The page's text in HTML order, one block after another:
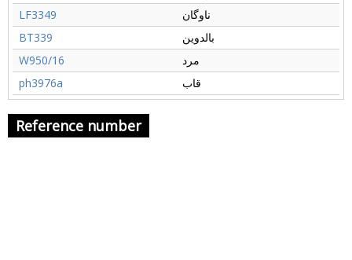
LF3349
ناوگان
BT339
بالدوین
W950/16
مرد
ph3976a
قاب
Reference number